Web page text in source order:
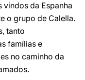
da Espanha
o grupo de Calella.
tanto
famílias e
no caminho da